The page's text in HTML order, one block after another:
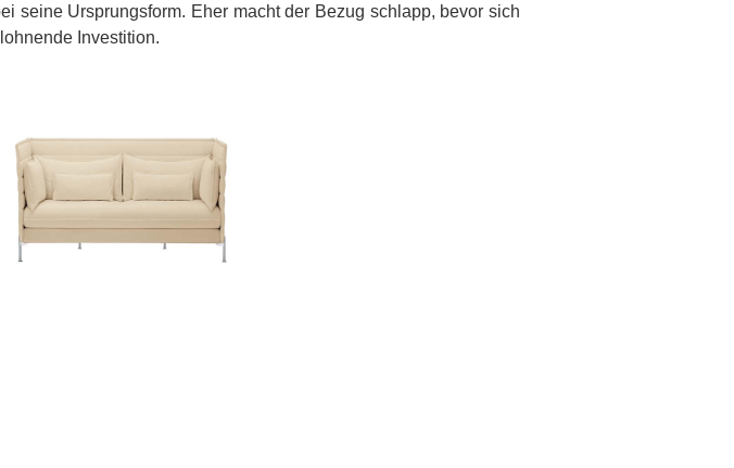
seine Ursprungsform. Eher macht der Bezug schlapp, bevor sich
Investition.